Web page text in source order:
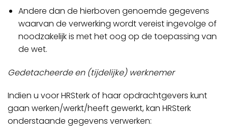
Andere dan de hierboven genoemde gegevens
waarvan de verwerking wordt vereist ingevolge of
noodzakelijk is met het oog op de toepassing van
de wet.
Gedetacheerde en (tijdelijke) werknemer
Indien u voor HRSterk of haar opdrachtgevers kunt
gaan werken/werkt/heeft gewerkt, kan HRSterk
onderstaande gegevens verwerken: